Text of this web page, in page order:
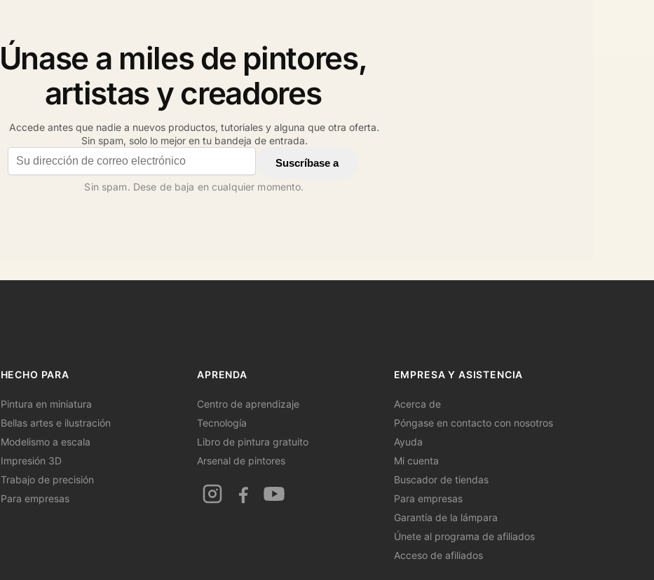
Únase a miles de pintores,
artistas y creadores
Accede antes que nadie a nuevos productos, tutoriales y alguna que otra oferta.
Sin spam, solo lo mejor en tu bandeja de entrada.
Email address
Suscríbase a
Sin spam. Dese de baja en cualquier momento.
HECHO PARA
Pintura en miniatura
Bellas artes e ilustración
Modelismo a escala
Impresión 3D
Trabajo de precisión
Para empresas
APRENDA
Centro de aprendizaje
Tecnología
Libro de pintura gratuito
Arsenal de pintores
EMPRESA Y ASISTENCIA
Acerca de
Póngase en contacto con nosotros
Ayuda
Mi cuenta
Buscador de tiendas
Para empresas
Garantía de la lámpara
Únete al programa de afiliados
Acceso de afiliados